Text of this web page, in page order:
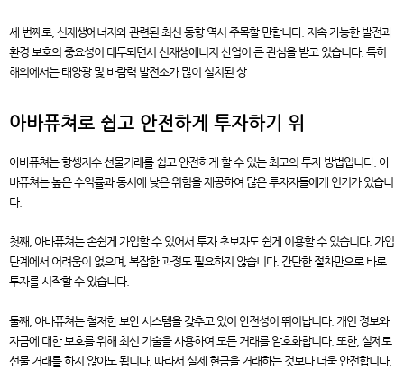
세 번째로, 신재생에너지와 관련된 최신 동향 역시 주목할 만합니다. 지속 가능한 발전과
환경 보호의 중요성이 대두되면서 신재생에너지 산업이 큰 관심을 받고 있습니다. 특히
해외에서는 태양광 및 바람력 발전소가 많이 설치된 상
아바퓨쳐로 쉽고 안전하게 투자하기 위
아바퓨쳐는 항셍지수 선물거래를 쉽고 안전하게 할 수 있는 최고의 투자 방법입니다. 아
바퓨쳐는 높은 수익률과 동시에 낮은 위험을 제공하여 많은 투자자들에게 인기가 있습니
다.
첫째, 아바퓨쳐는 손쉽게 가입할 수 있어서 투자 초보자도 쉽게 이용할 수 있습니다. 가입
단계에서 어려움이 없으며, 복잡한 과정도 필요하지 않습니다. 간단한 절차만으로 바로
투자를 시작할 수 있습니다.
둘째, 아바퓨쳐는 철저한 보안 시스템을 갖추고 있어 안전성이 뛰어납니다. 개인 정보와
자금에 대한 보호를 위해 최신 기술을 사용하여 모든 거래를 암호화합니다. 또한, 실제로
선물 거래를 하지 않아도 됩니다. 따라서 실제 현금을 거래하는 것보다 더욱 안전합니다.